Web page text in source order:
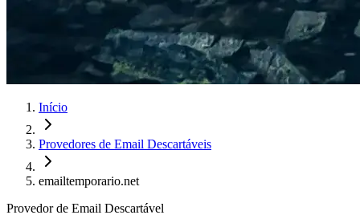
Início
Provedores de Email Descartáveis
emailtemporario.net
Provedor de Email Descartável